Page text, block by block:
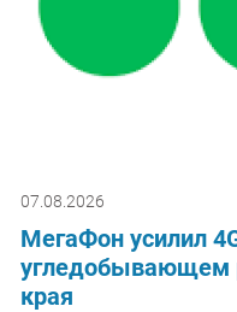
07.08.2026
МегаФон усилил
угледобывающем
края